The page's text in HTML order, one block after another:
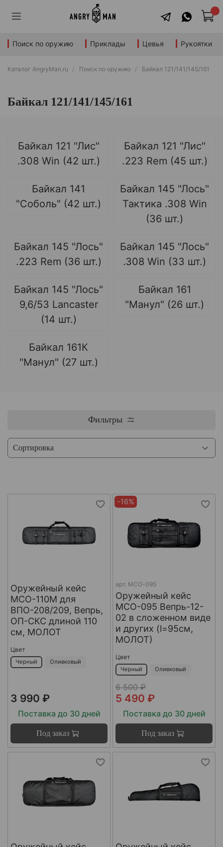
Поиск по оружию Приклады Цевья Рукоятки
Каталог AngryMan.ru Поиск по оружию Байкал 121/141/145/161
Байкал 121/141/145/161
Байкал 121 "Лис"
.308 Win (42 шт.)
Байкал 121 "Лис"
.223 Rem (45 шт.)
Байкал 141
"Соболь" (42 шт.)
Байкал 145 "Лось"
Тактика .308 Win
(36 шт.)
Байкал 145 "Лось"
.223 Rem (36 шт.)
Байкал 145 "Лось"
.308 Win (33 шт.)
Байкал 145 "Лось"
9,6/53 Lancaster
(14 шт.)
Байкал 161
"Манул" (26 шт.)
Байкал 161К
"Манул" (27 шт.)
Фильтры
Оружейный кейс
МСО-110М для
ВПО-208/209, Вепрь,
ОП-СКС длиной 110
см, МОЛОТ
Цвет
Черный Оливковый
3 990 ₽
Поставка до 30 дней
Под заказ
-16%
арт. МСО-095
Оружейный кейс
МСО-095 Вепрь-12-
02 в сложенном виде
и других (l=95см,
МОЛОТ)
Цвет
Черный Оливковый
6 500 ₽
5 490 ₽
Поставка до 30 дней
Под заказ